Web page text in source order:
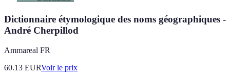
Dictionnaire étymologique des noms géographiques -
André Cherpillod
Ammareal FR
60.13 EURVoir le prix